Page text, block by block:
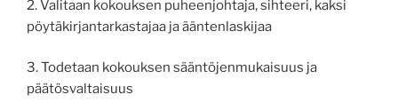
2. Valitaan kokouksen puheenjohtaja, sihteeri, kaksi
pöytäkirjantarkastajaa ja ääntenlaskijaa
3. Todetaan kokouksen sääntöjenmukaisuus ja
päätösvaltaisuus